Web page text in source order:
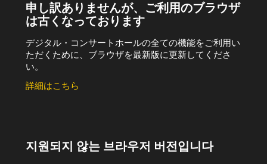
申し訳ありませんが、ご利用のブラウザ
は古くなっております
デジタル・コンサートホールの全ての機能をご利用い
ただくために、ブラウザを最新版に更新してくださ
い。
詳細はこちら
지원되지 않는 브라우저 버전입니다